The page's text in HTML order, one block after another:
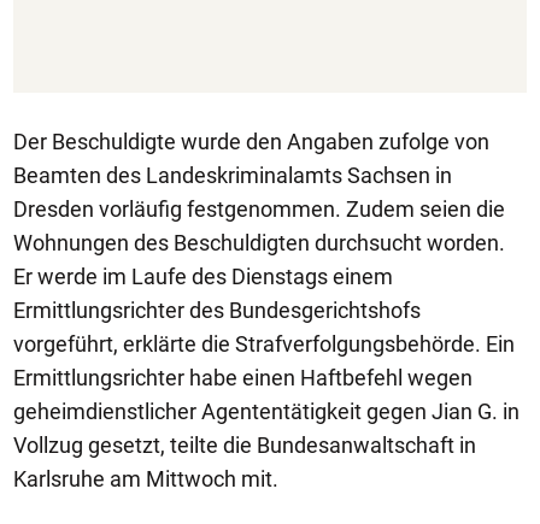
Der Beschuldigte wurde den Angaben zufolge von
Beamten des Landeskriminalamts Sachsen in
Dresden vorläufig festgenommen. Zudem seien die
Wohnungen des Beschuldigten durchsucht worden.
Er werde im Laufe des Dienstags einem
Ermittlungsrichter des Bundesgerichtshofs
vorgeführt, erklärte die Strafverfolgungsbehörde. Ein
Ermittlungsrichter habe einen Haftbefehl wegen
geheimdienstlicher Agententätigkeit gegen Jian G. in
Vollzug gesetzt, teilte die Bundesanwaltschaft in
Karlsruhe am Mittwoch mit.